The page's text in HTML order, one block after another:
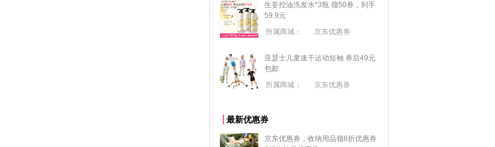
生姜控油洗发水*3瓶 领50券，到手
59.9元
所属商城：
京东优惠券
亚瑟士儿童速干运动短袖 券后49元
包邮
所属商城：
京东优惠券
最新优惠券
京东优惠券，收纳用品领8折优惠券